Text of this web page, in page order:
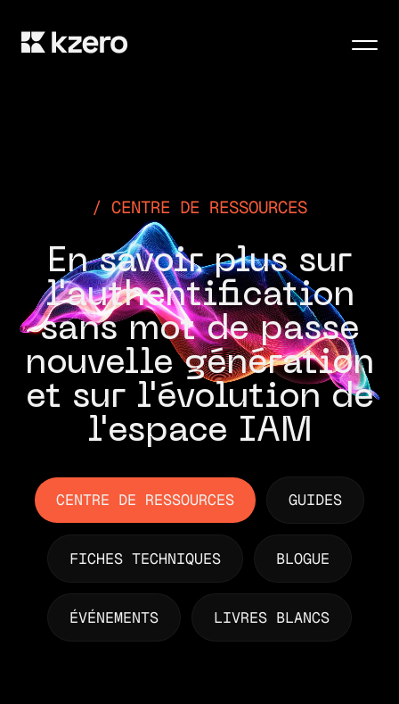
CENTRE DE RESSOURCES
En savoir plus sur
l'authentification
sans mot de passe
nouvelle génération
et sur l'évolution de
l'espace IAM
CENTRE DE RESSOURCES GUIDES
FICHES TECHNIQUES BLOGUE
ÉVÉNEMENTS LIVRES BLANCS